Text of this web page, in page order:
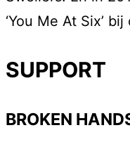
‘You Me At Six’
SUPPORT
BROKEN